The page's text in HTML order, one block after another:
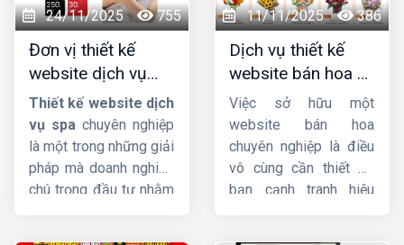
24/11/2025 755
Đơn vị thiết kế
website dịch vụ
spa uy tín, chuyên
nghiệp, chuẩn SEO
Thiết kế website dịch
vụ spa chuyên nghiệp
là một trong những giải
pháp mà doanh nghiệp
chú trọng đầu tư nhằm
11/11/2025 386
Dịch vụ thiết kế
website bán hoa uy
tín, chuyên nghiệp,
giao diện đẹp
Việc sở hữu một
website bán hoa
chuyên nghiệp là điều
vô cùng cần thiết để
bạn cạnh tranh hiệu